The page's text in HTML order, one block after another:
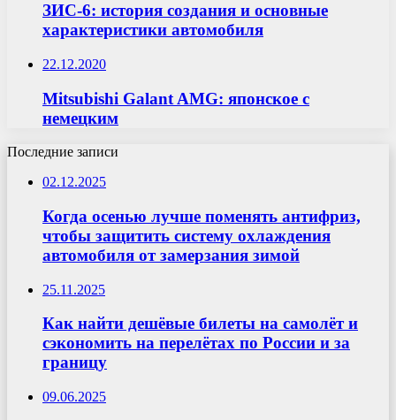
ЗИС-6: история создания и основные
характеристики автомобиля
22.12.2020
Mitsubishi Galant AMG: японское с
немецким
Последние записи
02.12.2025
Когда осенью лучше поменять антифриз,
чтобы защитить систему охлаждения
автомобиля от замерзания зимой
25.11.2025
Как найти дешёвые билеты на самолёт и
сэкономить на перелётах по России и за
границу
09.06.2025